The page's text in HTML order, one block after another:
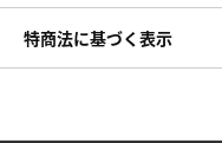
特商法に基づく表示